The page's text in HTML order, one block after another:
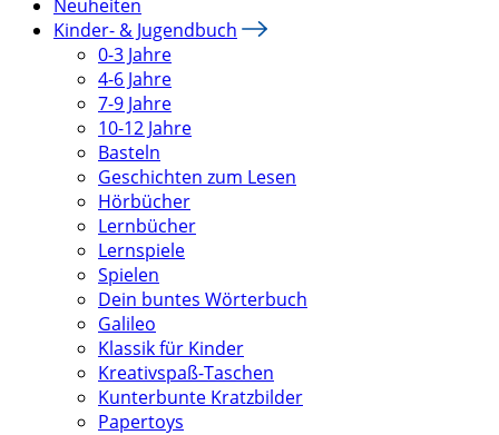
Neuheiten
Kinder- & Jugendbuch
0-3 Jahre
4-6 Jahre
7-9 Jahre
10-12 Jahre
Basteln
Geschichten zum Lesen
Hörbücher
Lernbücher
Lernspiele
Spielen
Dein buntes Wörterbuch
Galileo
Klassik für Kinder
Kreativspaß-Taschen
Kunterbunte Kratzbilder
Papertoys